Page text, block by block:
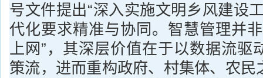
号文件提出“深入实施文明乡风建设
代化要求精准与协同。智慧管理并
上网”，其深层价值在于以数据流驱
策流，进而重构政府、村集体、农民